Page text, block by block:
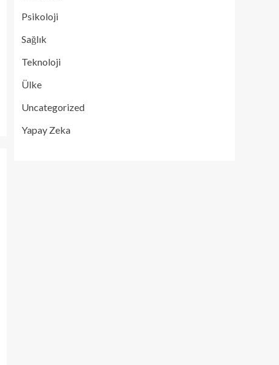
Psikoloji
Sağlık
Teknoloji
Ülke
Uncategorized
Yapay Zeka